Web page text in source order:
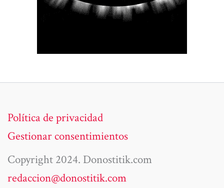
Política de privacidad
Gestionar consentimientos
Copyright 2024. Donostitik.com
redaccion@donostitik.com